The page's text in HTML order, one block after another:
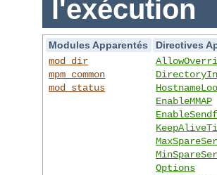
l'exécution
Modules Apparentés
Directives
mod_dir
mpm_common
mod_status
EnableMMAP
Options